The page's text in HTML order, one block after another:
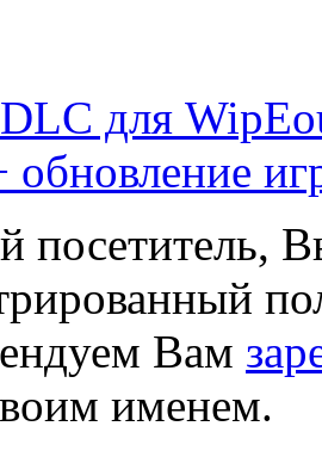
для
обновление
посетитель,
Вам
именем.